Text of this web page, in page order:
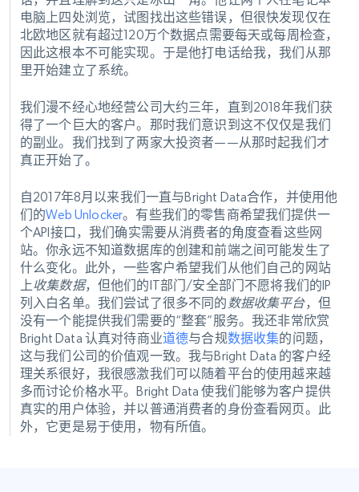
电脑上四处浏览，试图找出这些错误，但很快发现仅在
北欧地区就有超过120万个数据点需要每天或每周检查，
因此这根本不可能实现。于是他打电话给我，我们从那
里开始建立了系统。
我们漫不经心地经营公司大约三年，直到2018年我们获
得了一个巨大的客户。那时我们意识到这不仅仅是我们
的副业。我们找到了两家大投资者——从那时起我们才
真正开始了。
自2017年8月以来我们一直与Bright Data合作，并使用他
们的Web Unlocker。有些我们的零售商希望我们提供一
个API接口，我们确实需要从消费者的角度查看这些网
站。你永远不知道数据库的创建和前端之间可能发生了
什么变化。此外，一些客户希望我们从他们自己的网站
上收集数据，但他们的IT部门/安全部门不愿将我们的IP
列入白名单。我们尝试了很多不同的 数据收集平台，但
没有一个能提供我们需要的“整套”服务。我还非常欣赏
Bright Data 认真对待商业道德与合规数据收集的问题，
这与我们公司的价值观一致。我与Bright Data 的客户经
理关系很好，我很感激我们可以随着平台的使用越来越
多而讨论价格水平。Bright Data 使我们能够为客户提供
真实的用户体验，并以普通消费者的身份查看网页。此
外，它更是易于使用，物有所值。